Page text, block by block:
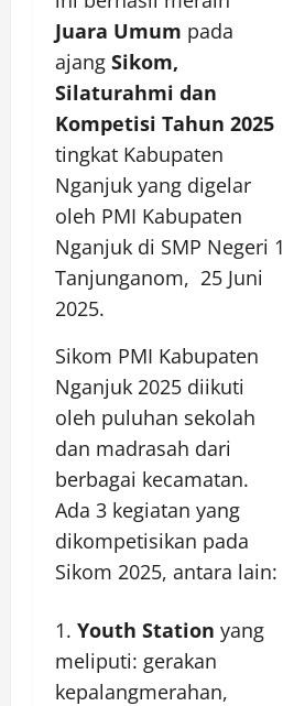
Juara Umum pada
ajang Sikom,
Silaturahmi dan
Kompetisi Tahun 2025
tingkat Kabupaten
Nganjuk yang digelar
oleh PMI Kabupaten
Nganjuk di SMP Negeri 1
Tanjunganom, 25 Juni
2025.
Sikom PMI Kabupaten
Nganjuk 2025 diikuti
oleh puluhan sekolah
dan madrasah dari
berbagai kecamatan.
Ada 3 kegiatan yang
dikompetisikan pada
Sikom 2025, antara lain:
Youth Station yang
meliputi: gerakan
kepalangmerahan,